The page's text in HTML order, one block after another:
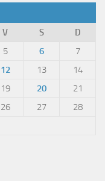
V S
D
5 6
7
12 13
14
19 20
21
26 27
28